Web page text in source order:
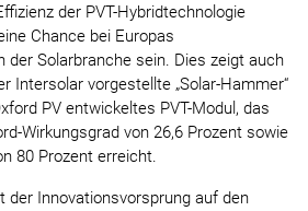
der PVT-Hybridtechnologie
Chance bei Europas
der Solarbranche sein. Dies zeigt auch
Intersolar vorgestellte „Solar-Hammer“
PV entwickeltes PVT-Modul, das
Wirkungsgrad von 26,6 Prozent sowie
80 Prozent erreicht.
der Innovationsvorsprung auf den